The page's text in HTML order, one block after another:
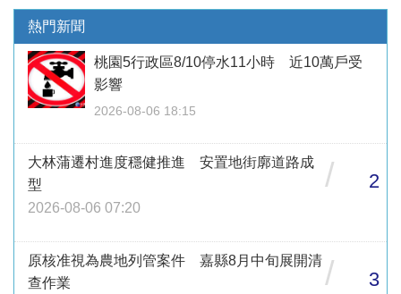
熱門新聞
桃園5行政區8/10停水11小時 近10萬戶受
影響
2026-08-06 18:15
大林蒲遷村進度穩健推進 安置地街廓道路成
型
2026-08-06 07:20
/ 2
原核准視為農地列管案件 嘉縣8月中旬展開清
查作業
/ 3